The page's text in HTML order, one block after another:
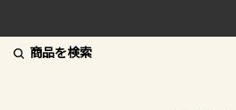
商品を検索